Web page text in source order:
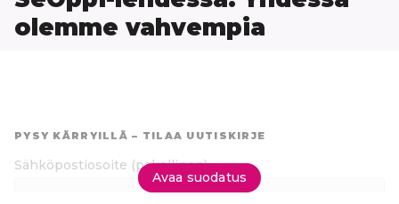
olemme vahvempia
PYSY KÄRRYILLÄ – TILAA UUTISKIRJE
Sähköpostiosoite (pakollinen)
Avaa suodatus